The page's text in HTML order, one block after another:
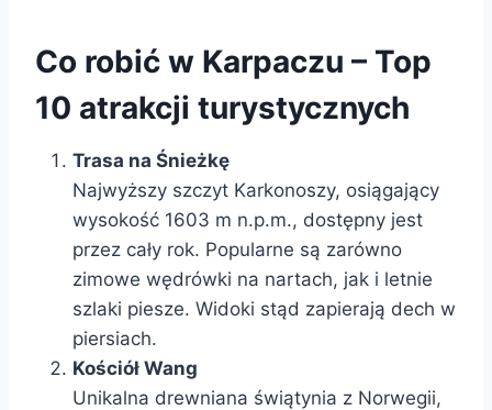
Co robić w Karpaczu – Top
10 atrakcji turystycznych
Trasa na Śnieżkę
Najwyższy szczyt Karkonoszy, osiągający
wysokość 1603 m n.p.m., dostępny jest
przez cały rok. Popularne są zarówno
zimowe wędrówki na nartach, jak i letnie
szlaki piesze. Widoki stąd zapierają dech w
piersiach.
Kościół Wang
Unikalna drewniana świątynia z Norwegii,